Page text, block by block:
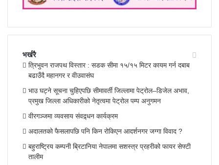
भर्खरै
त्रिभुवन राजपथ विस्तार : सडक सीमा १५/१५ मिटर कायम गर्न दबाब
बढाउँदै महानगर र वीउवासंघ
भाउ घट्ने सूचना चुहिएपछि सीमावर्ती जिल्लामा पेट्रोल–डिजेल अभाव,
प्रमुख जिल्ला अधिकारीको नेतृत्वमा पेट्रोल पम्प अनुगमन
वीरगञ्जमा व्यवसाय संवद्र्धन कार्यक्रम
अदालतको फैसलापछि पनि किन रोकिएन आदर्शनगर जग्गा विवाद ?
बहुराष्ट्रिय कम्पनी ब्रिटानिया नेपालमा सशस्त्र प्रहरीको फायर सेफ्टी
तालीम